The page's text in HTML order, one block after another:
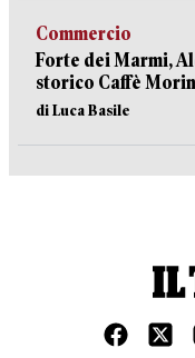
Commercio
Forte dei Marmi,
storico Caffè Morin
di Luca Basile